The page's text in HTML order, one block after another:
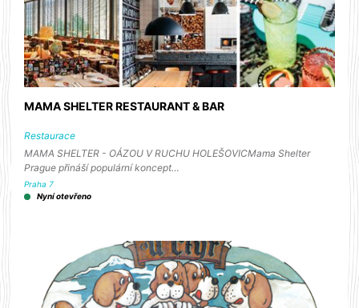
MAMA SHELTER RESTAURANT & BAR
Restaurace
MAMA SHELTER - OÁZOU V RUCHU HOLEŠOVICMama Shelter
Prague přináší populární koncept…
Praha 7
Nyní otevřeno